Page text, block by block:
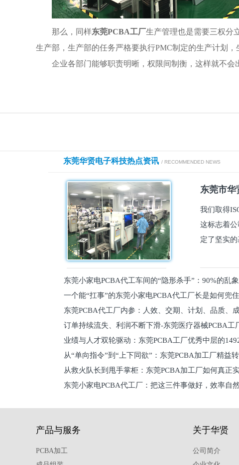
那么 ， 同样东莞PCBA工厂生产管理也是需要三权分
生产部，生产部的任务严格要执行PMC制定的生产计划
企业各部门能够职责明晰，权限间制衡，这样就不
东莞华贤电子科技热点资讯 / RECOMMENDED NEWS
东莞市华
我们取得
这标志着
定了坚实
东莞小家电PCBA代工车间的“隐形杀手”：90%的乱
员工一个能“扛事”的东莞小家电PCBA代工厂长是如何兜
东莞PCBA代工厂内参：人效、交期、计划、品质
维锁客法则
订单持续流失、利润不断下滑-东莞医疗器械PCBA工
理死穴必须堵住
业绩与人才双轮驱动：东莞PCBA工厂优秀中层的
从“单向指令”到“上下同欲”：东莞PCBA加工厂精益
关键从救火队长到甩手掌柜：东莞PCBA加工厂如何真正
东莞小家电PCBA代工厂：把这三件事做好，效率自
产品与服务
PCBA加工
关于华贤
公司简介